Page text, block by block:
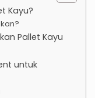
Kayu?
Pallet Kayu
untuk